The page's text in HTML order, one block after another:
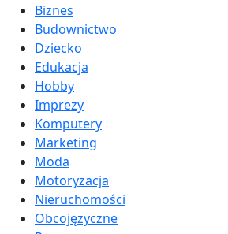
Biznes
Budownictwo
Dziecko
Edukacja
Hobby
Imprezy
Komputery
Marketing
Moda
Motoryzacja
Nieruchomości
Obcojęzyczne